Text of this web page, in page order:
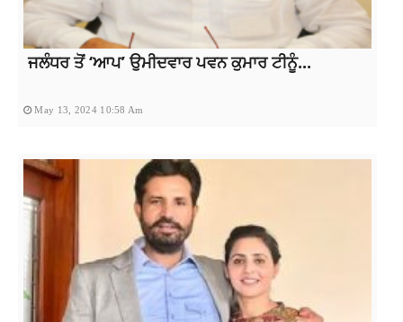
ਜਲੰਧਰ ਤੋਂ ‘ਆਪ’ ਉਮੀਦਵਾਰ ਪਵਨ ਕੁਮਾਰ ਟੀਨੂੰ...
May 13, 2024 10:58 Am